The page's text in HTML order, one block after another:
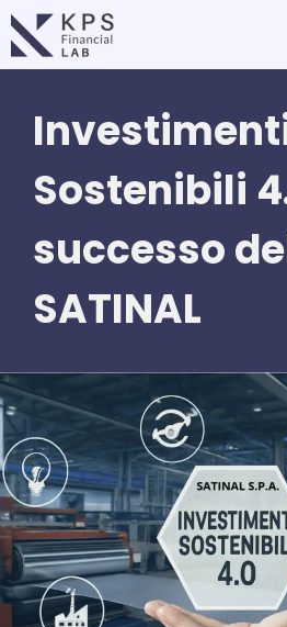
Vai
contenuto
Sostenibili
successo
SATINAL